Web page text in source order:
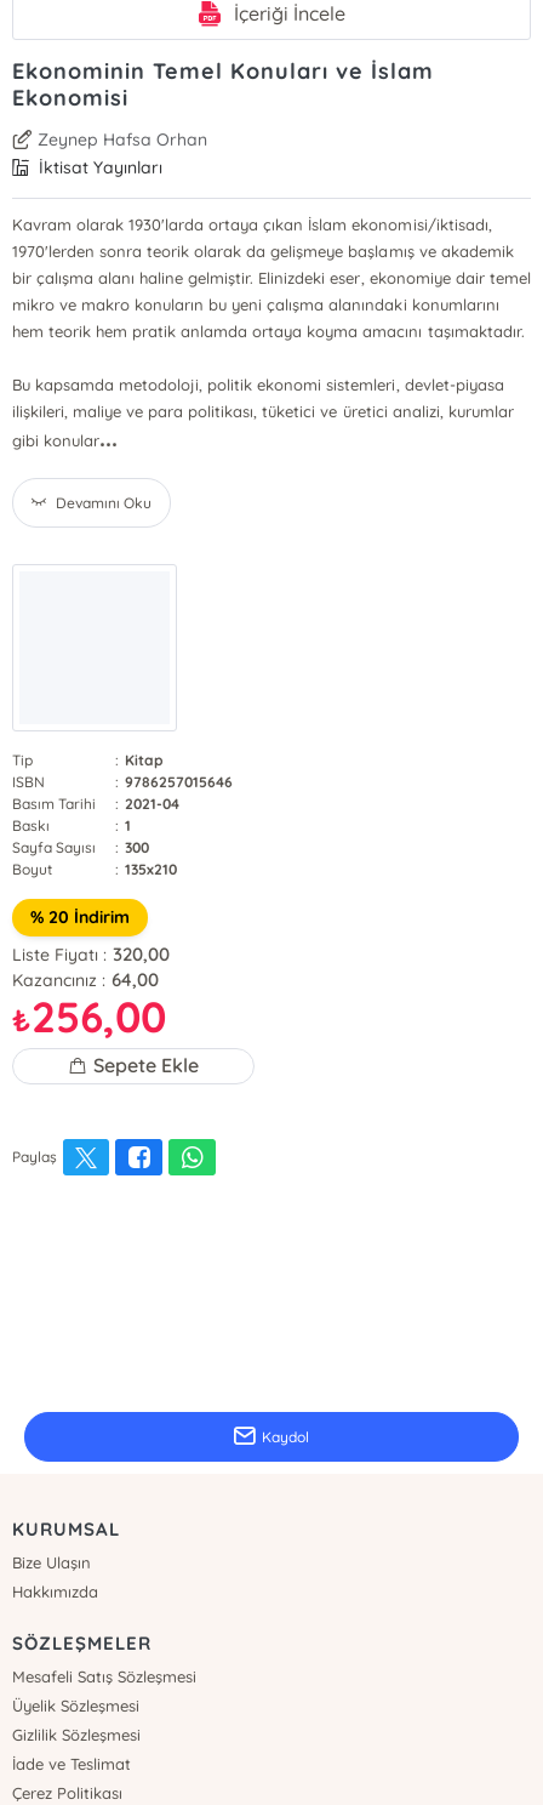
İçeriği İncele
Ekonominin Temel Konuları ve İslam
Ekonomisi
Zeynep Hafsa Orhan
İktisat Yayınları
Kavram olarak 1930'larda ortaya çıkan İslam ekonomisi/iktisadı,
1970'lerden sonra teorik olarak da gelişmeye başlamış ve akademik
bir çalışma alanı haline gelmiştir. Elinizdeki eser, ekonomiye dair temel
mikro ve makro konuların bu yeni çalışma alanındaki konumlarını
hem teorik hem pratik anlamda ortaya koyma amacını taşımaktadır.
Bu kapsamda metodoloji, politik ekonomi sistemleri, devlet-piyasa
ilişkileri, maliye ve para politikası, tüketici ve üretici analizi, kurumlar
gibi konular...
Devamını Oku
Tip : Kitap
ISBN
: 9786257015646
Basım Tarihi
: 2021-04
Baskı
: 1
Sayfa Sayısı
: 300
Boyut
: 135x210
% 20 İndirim
Liste Fiyatı : 320,00
Kazancınız : 64,00
₺256,00
Sepete Ekle
Paylaş
Kaydol
KURUMSAL
Bize Ulaşın
Hakkımızda
SÖZLEŞMELER
Mesafeli Satış Sözleşmesi
Üyelik Sözleşmesi
Gizlilik Sözleşmesi
İade ve Teslimat
Çerez Politikası